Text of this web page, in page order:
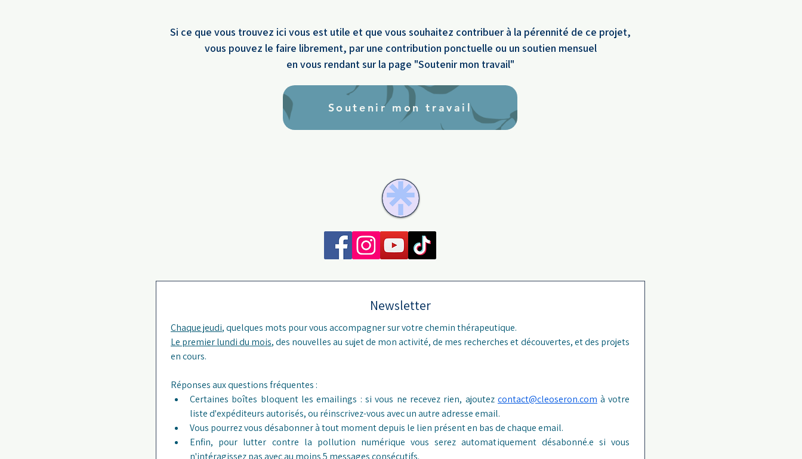
Si ce que vous trouvez ici vous est utile et que vous souhaitez contribuer à la pérennité de ce projet,
vous pouvez le faire librement, par une contribution ponctuelle ou un soutien mensuel
en vous rendant sur la page "Soutenir mon travail"
Soutenir mon travail
Newsletter
Chaque jeudi, quelques mots pour vous accompagner sur votre chemin thérapeutique.
Le premier lundi du mois, des nouvelles au sujet de mon activité, de mes recherches et découvertes, et des projets
Certaines boîtes bloquent les emailings : si vous ne recevez rien, ajoutez contact@cleoseron.com à votre
liste d'expéditeurs autorisés, ou réinscrivez-vous avec un autre adresse email.
Vous pourrez vous désabonner à tout moment depuis le lien présent en bas de chaque email.
Enfin, pour lutter contre la pollution numérique vous serez automatiquement désabonné.e si vous